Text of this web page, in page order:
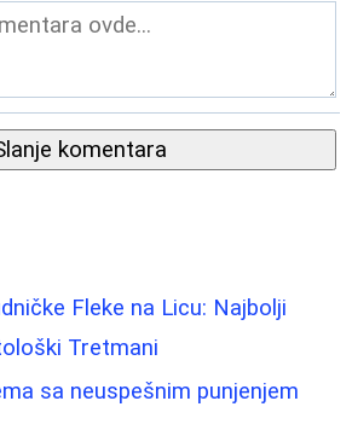
komentara
Fleke na Licu: Najbolji
Tretmani
sa neuspešnim punjenjem